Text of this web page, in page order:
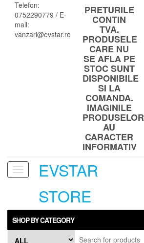
content
Telefon:
0752290779 / E-
mail:
vanzari@evstar.ro
PRETURILE
CONTIN
TVA.
PRODUSELE
CARE NU
SE AFLA PE
STOC SUNT
DISPONIBILE
SI LA
COMANDA.
IMAGINILE
PRODUSELOR
AU
CARACTER
INFORMATIV
Toggle
navigationEVSTAR
STORE
SHOP BY CATEGORY